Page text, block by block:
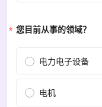
您目前从事的领域？
电力电子设备
电机